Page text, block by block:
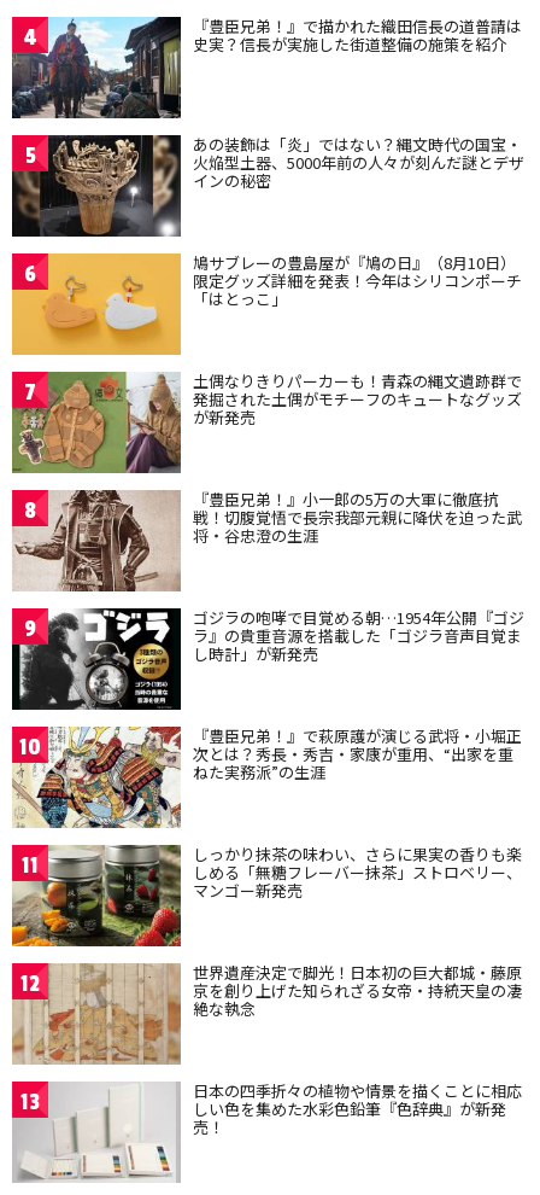
4 『豊臣兄弟！』で描かれた織田信長の道普請は
史実？信長が実施した街道整備の施策を紹介
5 あの装飾は「炎」ではない？縄文時代の国宝・
火焔型土器、5000年前の人々が刻んだ謎とデザ
インの秘密
6 鳩サブレーの豊島屋が『鳩の日』（8月10日）
限定グッズ詳細を発表！今年はシリコンポーチ
「はとっこ」
7 土偶なりきりパーカーも！青森の縄文遺跡群で
発掘された土偶がモチーフのキュートなグッズ
が新発売
8 『豊臣兄弟！』小一郎の5万の大軍に徹底抗
戦！切腹覚悟で長宗我部元親に降伏を迫った武
将・谷忠澄の生涯
9 ゴジラの咆哮で目覚める朝…1954年公開『ゴジ
ラ』の貴重音源を搭載した「ゴジラ音声目覚ま
し時計」が新発売
10 『豊臣兄弟！』で萩原護が演じる武将・小堀正
次とは？秀長・秀吉・家康が重用、“出家を重
ねた実務派”の生涯
11 しっかり抹茶の味わい、さらに果実の香りも楽
しめる「無糖フレーバー抹茶」ストロベリー、
マンゴー新発売
12 世界遺産決定で脚光！日本初の巨大都城・藤原
京を創り上げた知られざる女帝・持統天皇の凄
絶な執念
13 日本の四季折々の植物や情景を描くことに相応
しい色を集めた水彩色鉛筆『色辞典』が新発
売！